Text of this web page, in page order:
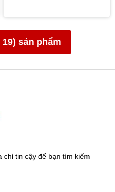
19) sản phẩm
chỉ tin cậy để bạn tìm kiếm